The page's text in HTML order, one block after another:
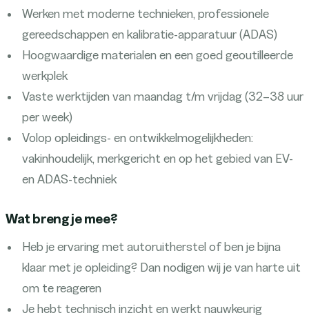
Werken met moderne technieken, professionele
gereedschappen en kalibratie-apparatuur (ADAS)
Hoogwaardige materialen en een goed geoutilleerde
werkplek
Vaste werktijden van maandag t/m vrijdag (32–38 uur
per week)
Volop opleidings- en ontwikkelmogelijkheden:
vakinhoudelijk, merkgericht en op het gebied van EV-
en ADAS-techniek
Wat breng je mee?
Heb je ervaring met autoruitherstel of ben je bijna
klaar met je opleiding? Dan nodigen wij je van harte uit
om te reageren
Je hebt technisch inzicht en werkt nauwkeurig